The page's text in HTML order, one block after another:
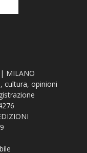
| MILANO
cultura, opinioni